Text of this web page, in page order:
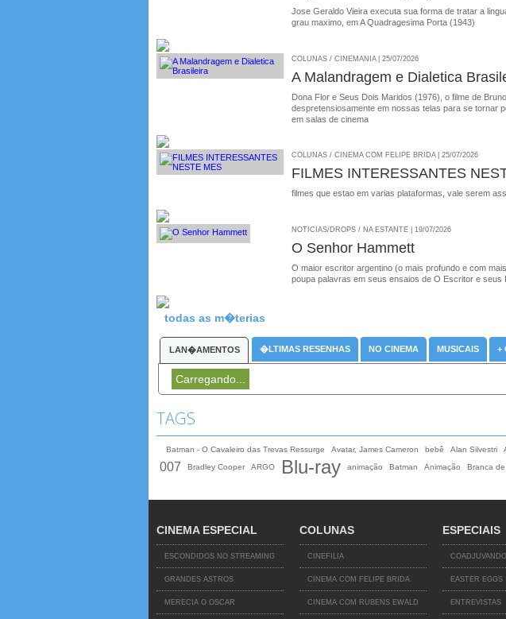
Jose Geraldo Vieira executa sua forma de tratar a
grau maximo, em A Quadragesima Porta (1943)
COLUNAS / CINEMANIA | 25/07/2026
A Malandragem e Dialetica
Dona Flor e Seus Dois Maridos (1976), o filme de
despretensiosamente em nossas telas para se tornar
em salas de cinema
COLUNAS / CINEMA COM FELIPE BRIDA | 25/07/2026
FILMES INTERESSANTES
filmes que estao em varias plataformas, vale serem
NOTICIAS/DROPS / NA ESTANTE | 19/07/2026
O Senhor Hammett
O maior escritor argentino (o mais profundo e com
poupa palavras em seus ensaios de O Escritor e seus
todas as m�terias
LAN�AMENTOS �LTIMAS RESENHAS NO CINEMA MUSICAIS +
Carregando...
TAGS
Batman - O Cavaleiro das Trevas Ressurge Avatar, James Cameron bebê Alan Silvestri
007 Bradley Cooper ARGO Blu-ray animação Batman Animação Branca
CINEMA ESPECIAL
ESCONDIDOS NO STREAMING
GRANDES ASTROS
MERECIA O OSCAR
COLUNAS
CINEFILIA
CINEMA COM FELIPE BRIDA
CINEMA COM RUBENS EWALD
ESPECIAIS
COADJUVANDO
EASTER EGGS
ENTREVISTAS